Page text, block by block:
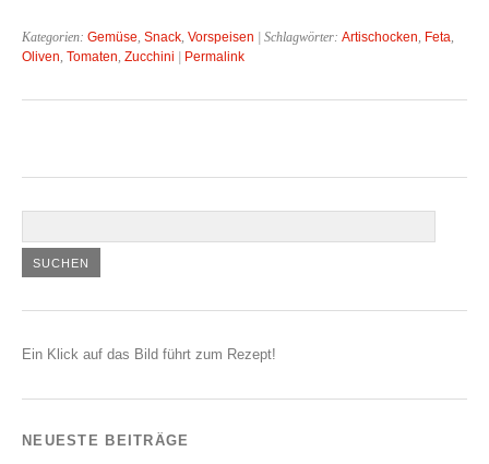
Kategorien: Gemüse Snack Vorspeisen | Schlagwörter: Artischocken Feta
Oliven Tomaten Zucchini | Permalink
Ein Klick auf das Bild führt zum Rezept!
NEUESTE BEITRÄGE